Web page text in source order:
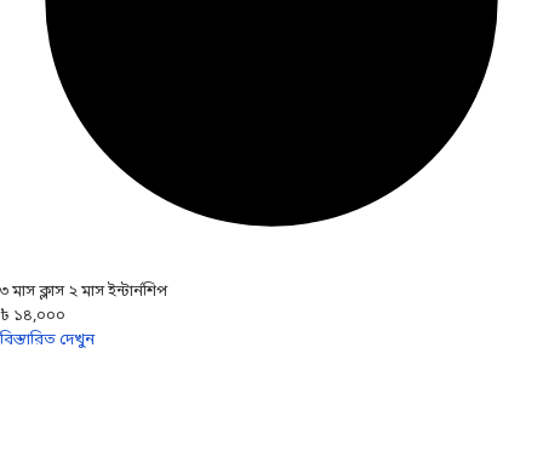
৩ মাস ক্লাস ২ মাস ইন্টার্নশিপ
৳ ১৪,০০০
বিস্তারিত দেখুন